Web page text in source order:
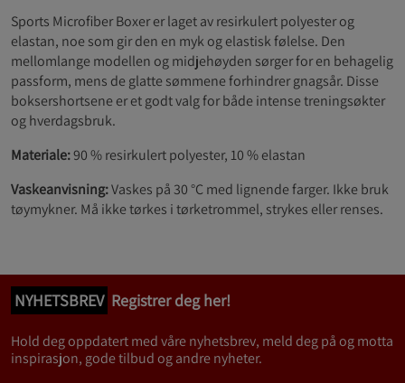
Sports Microfiber Boxer er laget av resirkulert polyester og
elastan, noe som gir den en myk og elastisk følelse. Den
mellomlange modellen og midjehøyden sørger for en behagelig
passform, mens de glatte sømmene forhindrer gnagsår. Disse
boksershortsene er et godt valg for både intense treningsøkter
og hverdagsbruk.
Materiale:90 % resirkulert polyester, 10 % elastan
Vaskeanvisning:Vaskes på 30 °C med lignende farger. Ikke bruk
tøymykner. Må ikke tørkes i tørketrommel, strykes eller renses.
NYHETSBREV Registrer deg her!
Hold deg oppdatert med våre nyhetsbrev, meld deg på og motta
inspirasjon, gode tilbud og andre nyheter.